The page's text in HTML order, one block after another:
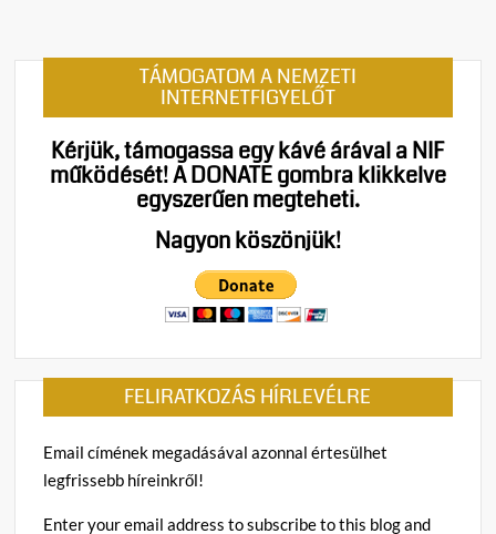
TÁMOGATOM A NEMZETI
INTERNETFIGYELŐT
Kérjük, támogassa egy kávé árával a NIF
működését!A DONATE gombra klikkelve
egyszerűen megteheti.
Nagyon köszönjük!
FELIRATKOZÁS HÍRLEVÉLRE
Email címének megadásával azonnal értesülhet
legfrissebb híreinkről!
Enter your email address to subscribe to this blog and